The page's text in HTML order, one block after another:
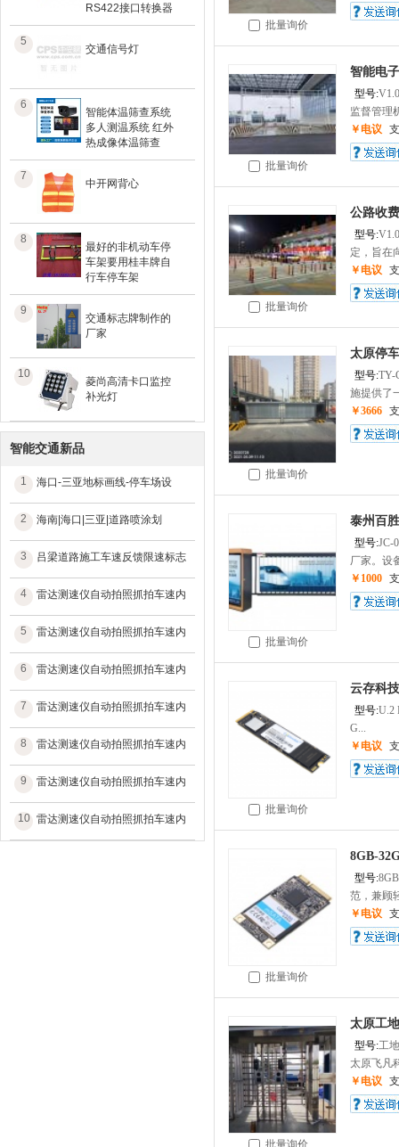
RS422接口转换器
5
交通信号灯
6
智能体温筛查系统
多人测温系统 红外
热成像体温筛查
7
中开网背心
8
最好的非机动车停
车架要用桂丰牌自
行车停车架
9
交通标志牌制作的
厂家
10
菱尚高清卡口监控
补光灯
智能交通新品
1 海口-三亚地标画线-停车场设
2 海南|海口|三亚|道路喷涂划
3 吕梁道路施工车速反馈限速标志
4 雷达测速仪自动拍照抓拍车速内
5 雷达测速仪自动拍照抓拍车速内
6 雷达测速仪自动拍照抓拍车速内
7 雷达测速仪自动拍照抓拍车速内
8 雷达测速仪自动拍照抓拍车速内
9 雷达测速仪自动拍照抓拍车速内
10 雷达测速仪自动拍照抓拍车速内
批量询价
批量询价
智能电
型号:V1.0
监督管理
￥电议
批量询价
公路收
型号:V1.0
定，旨在
￥电议
批量询价
太原停
型号:TY-
施提供了
￥3666
批量询价
泰州百
型号:JC-
厂家。设
￥1000
批量询价
云存科
型号:U.2
G...
￥电议
批量询价
8GB-
型号:
范，兼顾
￥电议
批量询价
太原工
型号:工
太原飞凡
￥电议